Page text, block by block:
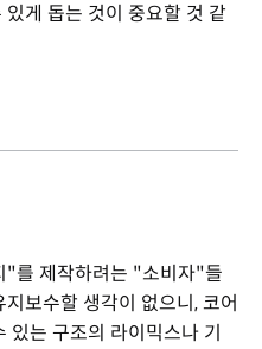
게 돕는 것이 중요할 것 같
"를 제작하려는 "소비자"들
보수할 생각이 없으니, 코어
는 구조의 라이믹스나 기